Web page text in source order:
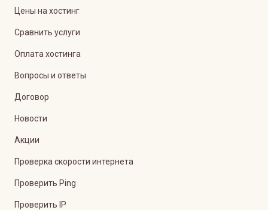
Цены на хостинг
Сравнить услуги
Оплата хостинга
Вопросы и ответы
Договор
Новости
Акции
Проверка скорости интернета
Проверить Ping
Проверить IP